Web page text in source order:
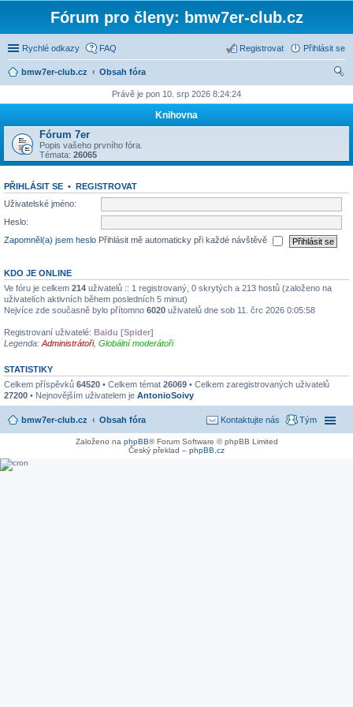
Fórum pro členy: bmw7er-club.cz
Rychlé odkazy FAQ Přihlásit se
Registrovat
bmw7er-club.cz
Obsah fóra
Právě je pon 10. srp 2026 8:24:24
Knihovna
Fórum 7er
Popis vašeho prvního fóra.
Témata: 26065
PŘIHLÁSIT SE • REGISTROVAT
Uživatelské jméno:
Heslo:
Zapomněl(a) jsem heslo Přihlásit mě automaticky při každé návštěvě
KDO JE ONLINE
Ve fóru je celkem 214 uživatelů :: 1 registrovaný, 0 skrytých a 213 hostů (založeno na
uživatelích aktivních během posledních 5 minut)
Nejvíce zde současně bylo přítomno 6020 uživatelů dne sob 11. črc 2026 0:05:58
Registrovaní uživatelé: Baidu [Spider]
Legenda: Administrátoři, Globální moderátoři
STATISTIKY
Celkem příspěvků 64520 • Celkem témat 26069 • Celkem zaregistrovaných uživatelů
27200 • Nejnovějším uživatelem je AntonioSoivy
bmw7er-club.cz Obsah fóra Tým
Kontaktujte nás
Založeno na phpBB® Forum Software © phpBB Limited
Český překlad – phpBB.cz